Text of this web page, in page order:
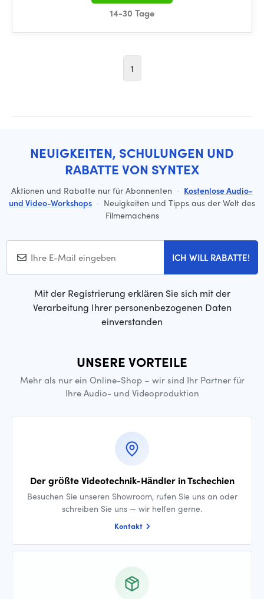
14-30 Tage
1
NEUIGKEITEN, SCHULUNGEN UND
RABATTE VON SYNTEX
Aktionen und Rabatte nur für Abonnenten · Kostenlose Audio-
und Video-Workshops · Neuigkeiten und Tipps aus der Welt des
Filmemachens
ICH WILL RABATTE!
Mit der Registrierung erklären Sie sich mit der
Verarbeitung Ihrer personenbezogenen Daten
einverstanden
UNSERE VORTEILE
Mehr als nur ein Online-Shop – wir sind Ihr Partner für
Ihre Audio- und Videoproduktion
Der größte Videotechnik-Händler in Tschechien
Besuchen Sie unseren Showroom, rufen Sie uns an oder
schreiben Sie uns — wir helfen gerne.
Kontakt